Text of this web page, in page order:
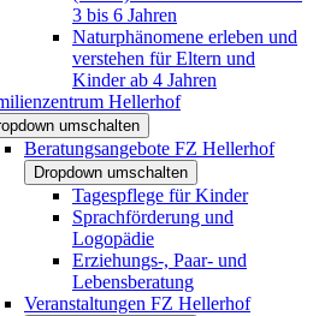
3 bis 6 Jahren
Naturphänomene erleben und
verstehen für Eltern und
Kinder ab 4 Jahren
Hellerhof
umschalten
Beratungsangebote FZ Hellerhof
Dropdown umschalten
Tagespflege für Kinder
Sprachförderung und
Logopädie
Erziehungs-, Paar- und
Lebensberatung
Veranstaltungen FZ Hellerhof